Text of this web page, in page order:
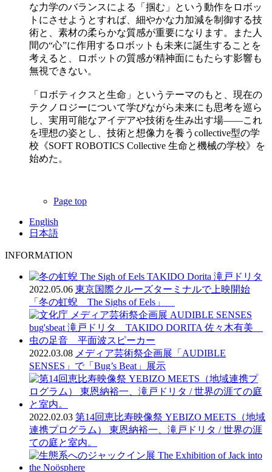
な力学のバランスによる「掴む」という動作をロボッ
トにさせようとすれば、細やかな力加減を制御する技
術と、素材の柔らかな質感が重要になります。また人
間の“心”に作用するロボットも未来に誕生することを
考えると、ロボットの質感が精神面にもたらす影響も
無視できない。
「ロボティクスと生命」というテーマのもと、現在の
テクノロジーについて学びながら未来にも思考を巡ら
し、実用可能なアイデアや技術を生み出す場——これ
を理想の姿とし、技術と想像力を養うcollective型の学
校《SOFT ROBOTICS Collective 生命と機械の学校》を
始めた。
Page top
English
日本語
INFORMATION
2022.05.06 東京国際クルーズターミナルで上映開始
「冬の虹蜺 The Sighs of Eels」
2022.03.08 メディア芸術祭企画展「AUDIBLE
SENSES」で「Bug’s Beat」展示
2022.02.03 第14回恵比寿映像祭 YEBIZO MEETS（地域
連携プログラム） 東恩納裕一、滝戸ドリタ / 世界の涯
ての庭と室内。